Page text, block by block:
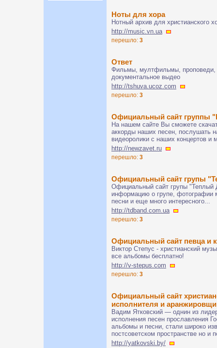
Ноты для хора
Нотный архив для христианского
http://music.vn.ua
перешло: 3
Ответ
Фильмы, мултфильмы, проповеди,
документальное выдео
http://tshuva.ucoz.com
перешло: 3
Официальный сайт группы
На нашем сайте Вы сможете
аккорды наших песен, послушать
видеоролики с наших концертов и
http://newzavet.ru
перешло: 3
Официальный сайт групы
Официальный сайт групы "Теплый
информацию о групе, фотографии
песни и еще много интересного...
http://tdband.com.ua
перешло: 3
Официальный сайт певца и
Виктор Степус - христианский
все альбомы бесплатно!
http://v-stepus.com
перешло: 3
Официальный сайт
исполнителя и
Вадим Ятковский — однин из
исполнения песен прославления
альбомы и песни, стали широко
постсоветском пространстве но и
http://yatkovski.by/